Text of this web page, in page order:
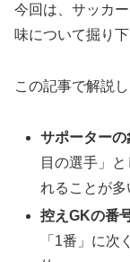
今回は、サッカ
味について掘り
この記事で解説
サポーターの
目の選手」
れることが多
控えGKの番
「1番」に